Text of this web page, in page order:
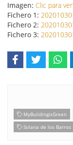
Imagen: Clic para
Fichero 1:
Fichero 2:
Fichero 3:
MyBuildingisGreen
Solana de los Barros